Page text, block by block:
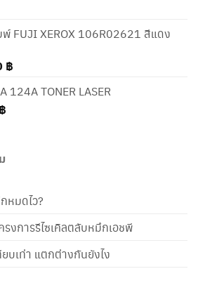
FUJI XEROX 106R02621 สีแดง
฿
124A TONER LASER
฿
หมดไว?
งการรีไซเคิลตลับหมึกเอชพี
เท่า แตกต่างกันยังไง